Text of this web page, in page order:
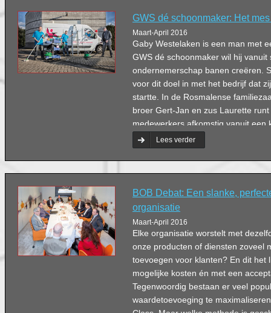
GWS dé schoonmaker: Het
Maart-April 2016
Gaby Westelaken is een man met
GWS dé schoonmaker wil hij vanuit
ondernemerschap banen creëren.
voor dit doel in met het bedrijf dat
startte. In de Rosmalense
broer Gert-Jan en zus Laurette
medewerkers afkomstig vanuit een
arbeidsmarktpositie.
Lees verder
BOB Debat: Een slanke,
organisatie
Maart-April 2016
Elke organisatie worstelt met
onze producten of diensten zoveel
toevoegen voor klanten? En dit het
mogelijke kosten én met een
Tegenwoordig bestaan er veel
waardetoevoeging te